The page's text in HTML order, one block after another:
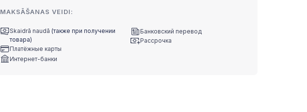
MAKSĀŠANAS VEIDI:
Skaidrā naudā (также при получении
товара)
Платёжные карты
Интернет-банки
Банковский перевод
Рассрочка